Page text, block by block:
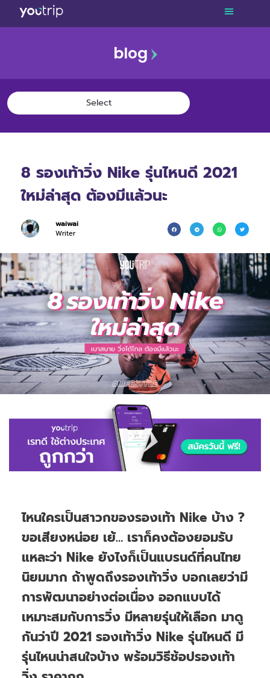
blog
8 รองเท้าวิ่ง Nike รุ่นไหนดี 2021
ใหม่ล่าสุด ต้องมีแล้วนะ
waiwai
Writer
ไหนใครเป็นสาวกของรองเท้า Nike บ้าง ?
ขอเสียงหน่อย เย้… เราก็คงต้องยอมรับ
แหละว่า Nike ยังไงก็เป็นแบรนด์ที่คนไทย
นิยมมาก ถ้าพูดถึงรองเท้าวิ่ง บอกเลยว่ามี
การพัฒนาอย่างต่อเนื่อง ออกแบบได้
เหมาะสมกับการวิ่ง มีหลายรุ่นให้เลือก มาดู
กันว่าปี 2021 รองเท้าวิ่ง Nike รุ่นไหนดี มี
รุ่นไหนน่าสนใจบ้าง พร้อมวิธีช้อปรองเท้า